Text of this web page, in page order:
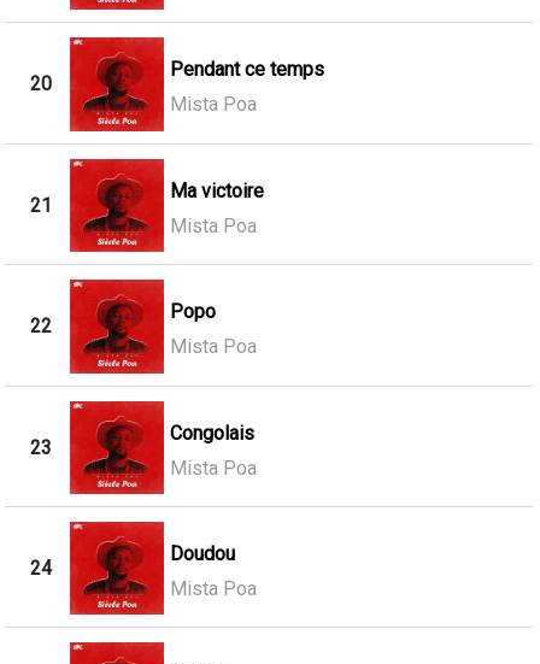
20
Pendant ce temps
Mista Poa
21
Ma victoire
Mista Poa
22
Popo
Mista Poa
23
Congolais
Mista Poa
24
Doudou
Mista Poa